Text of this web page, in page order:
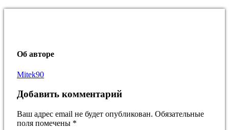
Об авторе
Mitek90
Добавить комментарий
Ваш адрес email не будет опубликован. Обязательные
поля помечены *